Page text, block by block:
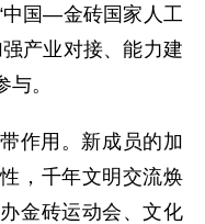
中国—金砖国家人工
产业对接、能力建
。
作用。新成员的加
，千年文明交流焕
金砖运动会、文化